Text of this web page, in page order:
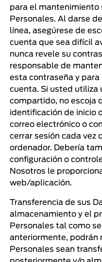
para el mantenimiento
Personales. Al darse
línea, asegúrese de
cuenta que sea difícil
nunca revele su
responsable de
esta contraseña y para
cuenta. Si usted utiliza
compartido, no escoja
identificación de inicio
correo electrónico o
cerrar sesión cada vez
ordenador. Debería
configuración o
Nosotros le
web/aplicación.
Transferencia de sus
almacenamiento y el
Personales tal como
anteriormente, podrán
Personales sean